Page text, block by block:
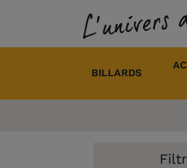
BILLARDS